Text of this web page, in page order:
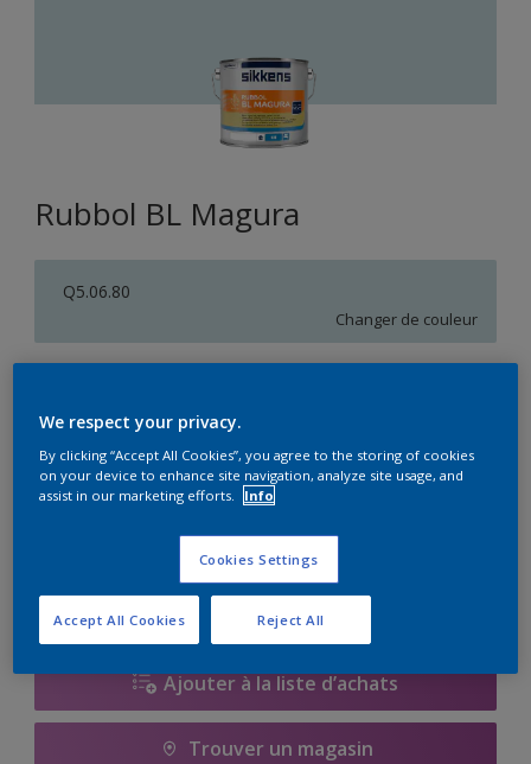
Rubbol BL Magura
Q5.06.80
Changer de couleur
1L
Quantité Calculateur de peinture
Calculer
Ajouter à la liste d’achats
Trouver un magasin
We respect your privacy.
By clicking “Accept All Cookies”, you agree to the storing of cookies
on your device to enhance site navigation, analyze site usage, and
assist in our marketing efforts.
Info
Cookies Settings
Reject All
Accept All Cookies